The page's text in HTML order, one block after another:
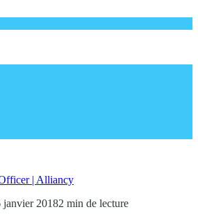
| Alliancy
janvier 20182 min de lecture